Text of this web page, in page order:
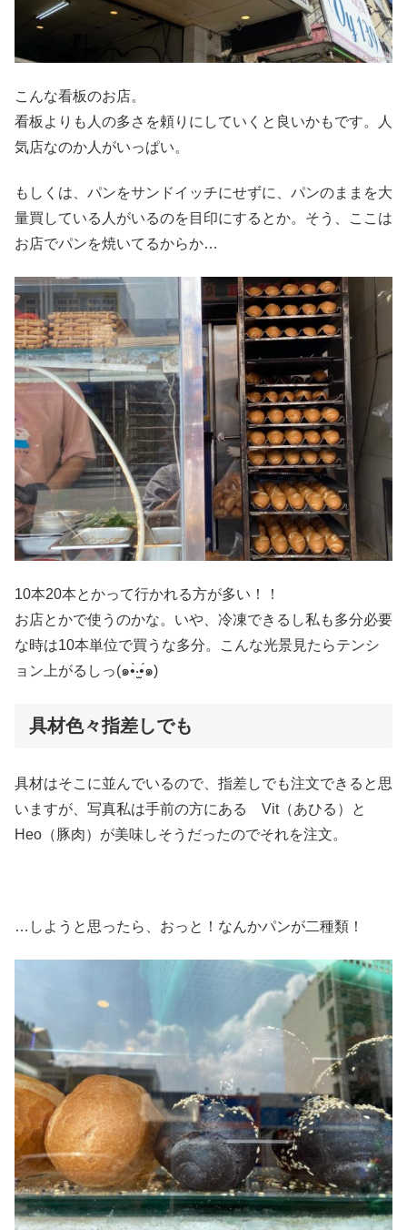
こんな看板のお店。
看板よりも人の多さを頼りにしていくと良いかもです。人
気店なのか人がいっぱい。
もしくは、パンをサンドイッチにせずに、パンのままを大
量買している人がいるのを目印にするとか。そう、ここは
お店でパンを焼いてるからか…
10本20本とかって行かれる方が多い！！
お店とかで使うのかな。いや、冷凍できるし私も多分必要
な時は10本単位で買うな多分。こんな光景見たらテンシ
ョン上がるしっ(๑•̀‧̫•́๑)
具材色々指差しでも
具材はそこに並んでいるので、指差しでも注文できると思
いますが、写真私は手前の方にある Vit（あひる）と
Heo（豚肉）が美味しそうだったのでそれを注文。
…しようと思ったら、おっと！なんかパンが二種類！